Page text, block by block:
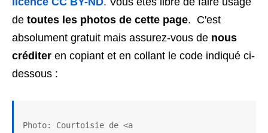
de toutes les photos de cette page. C'est
absolument gratuit mais assurez-vous de nous
créditer en copiant et en collant le code indiqué ci-
dessous :
Photo: Courtoisie de <a